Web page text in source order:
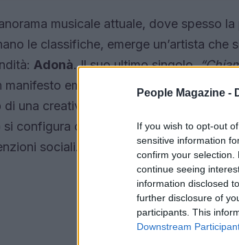
People Magazine -
If you wish to opt-out
sensitive information
confirm your
continue seeing
information disclosed
further disclosure of
participants. This
Downstream
musicale attuale, dove spesso
le classifiche, emerge un’artista che
Adonà. Il suo ultimo singolo,
manifesto emotivo che invita a riflettere
di una creativa collaborazione con
si configura come una vera e propria
sociali.